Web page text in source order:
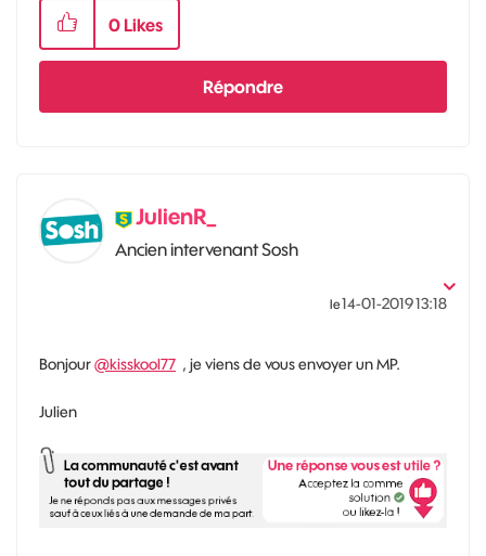
0 Likes
Répondre
JulienR_
Ancien intervenant Sosh
le‎14-01-201913:18
Bonjour@kisskool77 , je viens de vous envoyer un MP.
Julien